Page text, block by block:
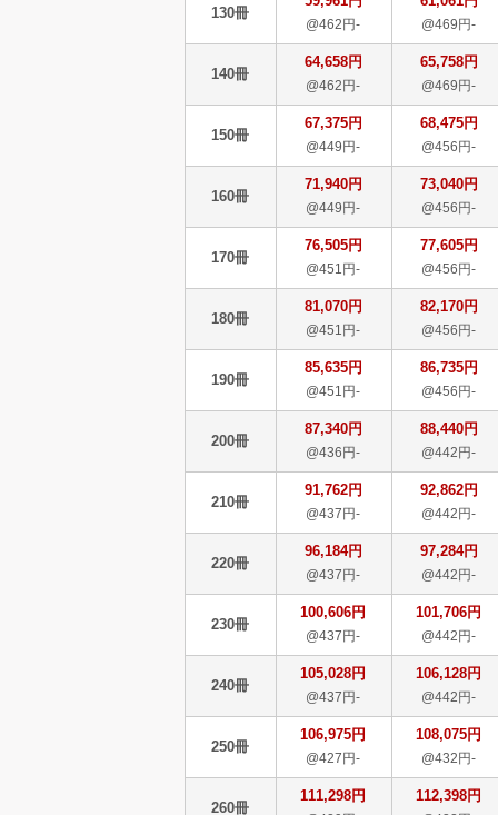
130冊
@462円- @469円-
140冊
64,658円
@462円-
65,758円
@469円-
150冊
67,375円
@449円-
68,475円
@456円-
160冊
71,940円
@449円-
73,040円
@456円-
170冊
76,505円
@451円-
77,605円
@456円-
180冊
81,070円
@451円-
82,170円
@456円-
190冊
85,635円
@451円-
86,735円
@456円-
200冊
87,340円
@436円-
88,440円
@442円-
210冊
91,762円
@437円-
92,862円
@442円-
220冊
96,184円
@437円-
97,284円
@442円-
230冊
100,606円
@437円-
101,706円
@442円-
240冊
105,028円
@437円-
106,128円
@442円-
250冊
106,975円
@427円-
108,075円
@432円-
260冊
111,298円 112,398円